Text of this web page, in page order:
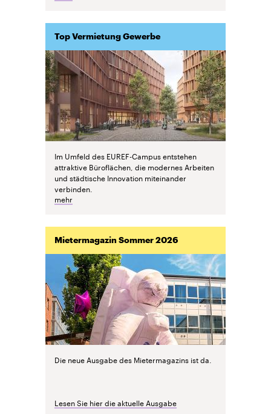
Top Vermietung Gewerbe
Im Umfeld des EUREF-Campus entstehen
attraktive Büroflächen, die modernes Arbeiten
und städtische Innovation miteinander
verbinden.
mehr
Mietermagazin Sommer 2026
Die neue Ausgabe des Mietermagazins ist da.
Lesen Sie hier die aktuelle Ausgabe